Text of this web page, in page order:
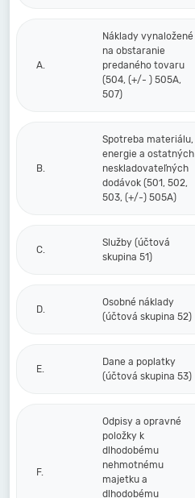
A.
Náklady vynaložené
na obstaranie
predaného tovaru
(504, (+/- ) 505A,
507)
B.
Spotreba materiálu,
energie a ostatných
neskladovateľných
dodávok (501, 502,
503, (+/-) 505A)
C.
Služby (účtová
skupina 51)
D.
Osobné náklady
(účtová skupina 52)
E.
Dane a poplatky
(účtová skupina 53)
F.
Odpisy a opravné
položky k
dlhodobému
nehmotnému
majetku a
dlhodobému